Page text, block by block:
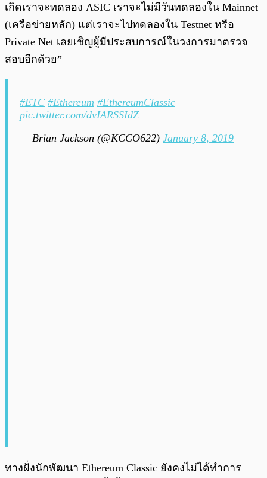
เกิดเราจะทดลอง ASIC เราจะไม่มีวันทดลองใน Mainnet
(เครือข่ายหลัก) แต่เราจะไปทดลองใน Testnet หรือ
Private Net เลยเชิญผู้มีประสบการณ์ในวงการมาตรวจ
สอบอีกด้วย”
#ETC #Ethereum #EthereumClassic
pic.twitter.com/dvIARSSIdZ
— Brian Jackson (@KCCO622) January 8, 2019
ทางฝั่งนักพัฒนา Ethereum Classic ยังคงไม่ได้ทำการ